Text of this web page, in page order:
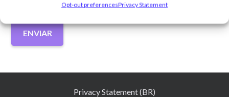
Opt-out preferencesPrivacy Statement
ENVIAR
Privacy Statement (BR)